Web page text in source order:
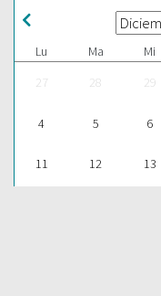
Lu Ma Mi
27
28 29
4 5 6
11 12 13